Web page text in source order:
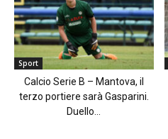
Sport
Calcio Serie B – Mantova, il
terzo portiere sarà Gasparini.
Duello...